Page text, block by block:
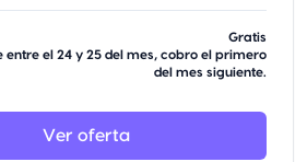
Gratis
entre el 24 y 25 del mes, cobro el primero
del mes siguiente.
Ver oferta